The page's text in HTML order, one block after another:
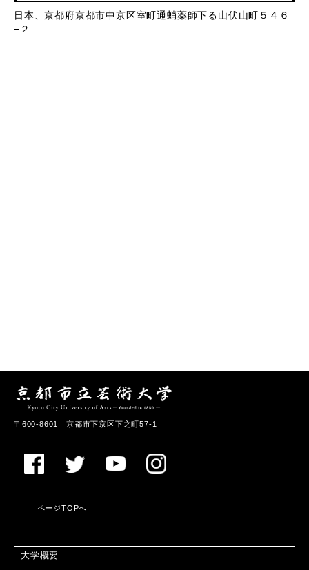
日本、京都府京都市中京区室町通蛸薬師下る山伏山町５４６
−２
〒600-8601 京都市下京区下之町57-1
ページTOPへ
大学概要